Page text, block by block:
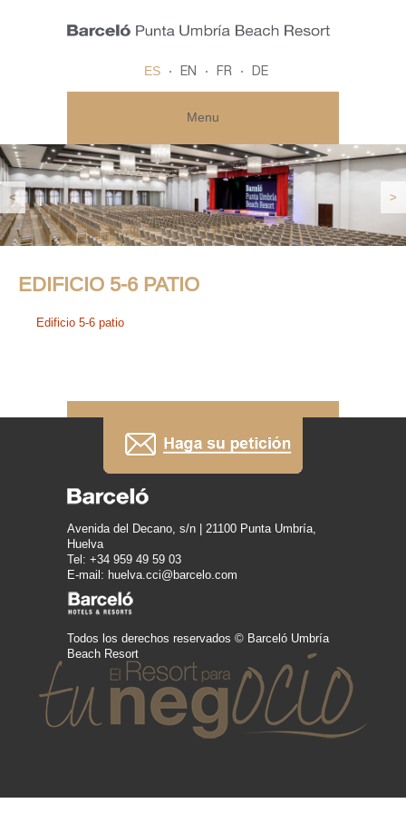
ES EN FR DE
Menu
< >
EDIFICIO 5-6 PATIO
Edificio 5-6 patio
Avenida del Decano, s/n | 21100 Punta Umbría,
Huelva
Tel: +34 959 49 59 03
E-mail: huelva.cci@barcelo.com
Todos los derechos reservados © Barceló Umbría
Beach Resort